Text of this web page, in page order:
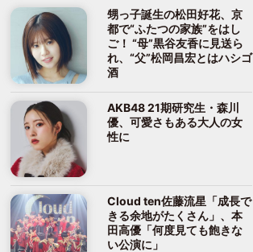
甥っ子誕生の松田好花、京
都で“ふたつの家族”をはし
ご！ “母”黒谷友香に見送ら
れ、“父”松岡昌宏とはハシゴ
酒
AKB48 21期研究生・森川
優、可愛さもある大人の女
性に
Cloud ten佐藤流星「成長で
きる余地がたくさん」、本
田高優「何度見ても飽きな
い公演に」